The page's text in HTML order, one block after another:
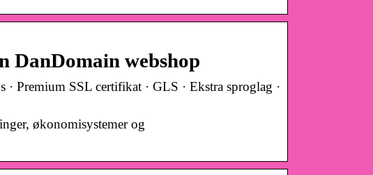
DanDomain webshop
Premium SSL certifikat · GLS · Ekstra sproglag ·
økonomisystemer og